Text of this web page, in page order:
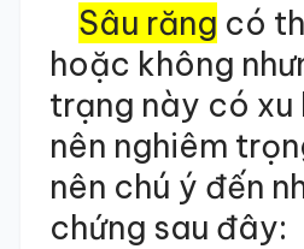
Sâu răng có
hoặc không
trạng này có xu
nên nghiêm
nên chú ý đến
chứng sau đây: